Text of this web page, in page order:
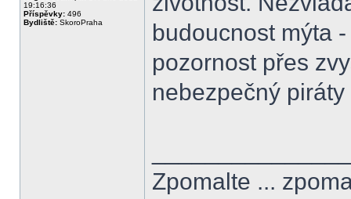
19:16:36
Příspěvky: 496
Bydliště: SkoroPraha
budoucnost mýta
pozornost přes
nebezpečný
Zpomalte ...